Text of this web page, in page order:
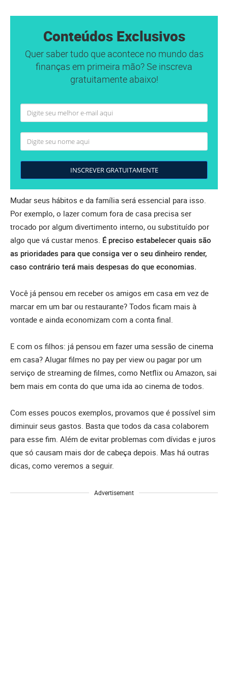
Conteúdos Exclusivos
Quer saber tudo que acontece no mundo das
finanças em primeira mão? Se inscreva
gratuitamente abaixo!
INSCREVER GRATUITAMENTE
Mudar seus hábitos e da família será essencial para isso.
Por exemplo, o lazer comum fora de casa precisa ser
trocado por algum divertimento interno, ou substituído por
algo que vá custar menos. É preciso estabelecer quais são
as prioridades para que consiga ver o seu dinheiro render,
caso contrário terá mais despesas do que economias.
Você já pensou em receber os amigos em casa em vez de
marcar em um bar ou restaurante? Todos ficam mais à
vontade e ainda economizam com a conta final.
E com os filhos: já pensou em fazer uma sessão de cinema
em casa? Alugar filmes no pay per view ou pagar por um
serviço de streaming de filmes, como Netflix ou Amazon, sai
bem mais em conta do que uma ida ao cinema de todos.
Com esses poucos exemplos, provamos que é possível sim
diminuir seus gastos. Basta que todos da casa colaborem
para esse fim. Além de evitar problemas com dívidas e juros
que só causam mais dor de cabeça depois. Mas há outras
dicas, como veremos a seguir.
Advertisement